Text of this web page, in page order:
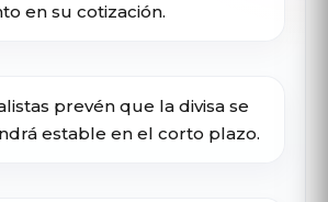
en su cotización.
prevén que la divisa se
estable en el corto plazo.